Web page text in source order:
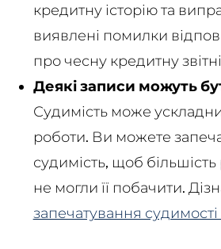
кредитну історію та
виявлені помилки
про чесну кредитну
Деякі записи можуть
Судимість може
роботи. Ви можете
судимість, щоб
не могли її побачити.
запечатування